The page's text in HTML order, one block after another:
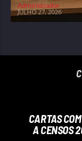
Administrador
JULHO 27, 2026
CARTAS
A CENSOS